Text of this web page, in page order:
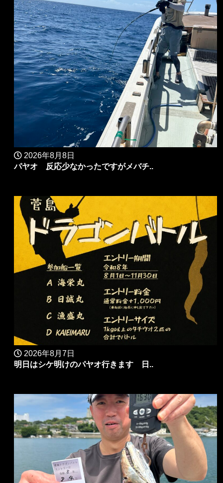
2026年8月8日
パヤオ 反応少なかったですがメバチ..
2026年8月7日
明日はシケ明けのパヤオ行きます 日..